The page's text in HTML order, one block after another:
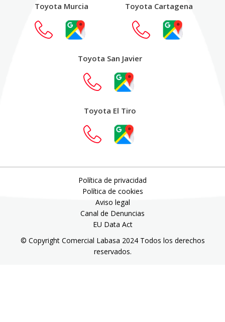
Toyota Murcia Toyota Cartagena
Toyota San Javier
Toyota El Tiro
© Copyright Comercial Labasa 2024 Todos los derechos
reservados.
Política de privacidad
Política de cookies
Aviso legal
Canal de Denuncias
EU Data Act